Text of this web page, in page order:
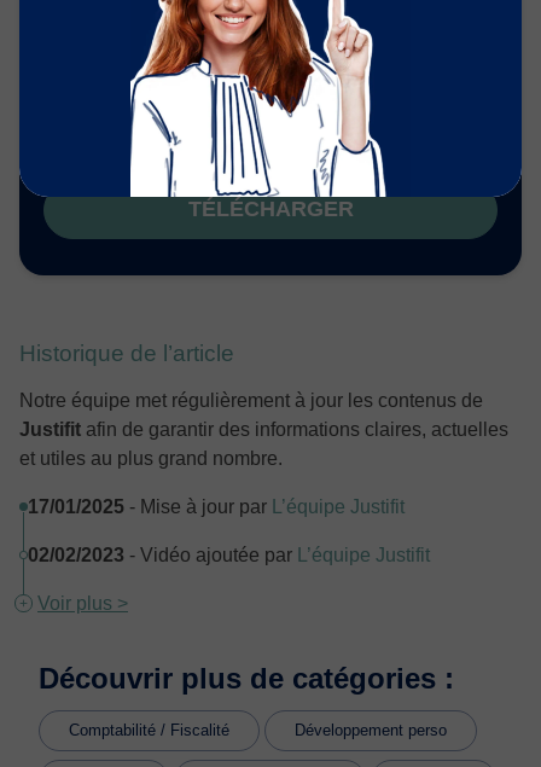
«Guide de la facturation »
TÉLÉCHARGER
Historique de l’article
Notre équipe met régulièrement à jour les contenus de
Justifit afin de garantir des informations claires, actuelles
et utiles au plus grand nombre.
17/01/2025 - Mise à jour par L’équipe Justifit
02/02/2023 - Vidéo ajoutée par L’équipe Justifit
Voir plus >
Découvrir plus de catégories :
Comptabilité / Fiscalité Développement perso